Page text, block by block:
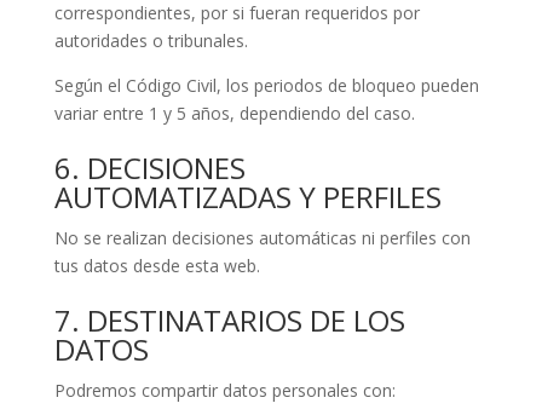
correspondientes, por si fueran requeridos por
autoridades o tribunales.
Según el Código Civil, los periodos de bloqueo pueden
variar entre 1 y 5 años, dependiendo del caso.
6. DECISIONES
AUTOMATIZADAS Y PERFILES
No se realizan decisiones automáticas ni perfiles con
tus datos desde esta web.
7. DESTINATARIOS DE LOS
DATOS
Podremos compartir datos personales con: